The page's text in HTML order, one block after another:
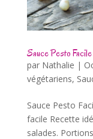
Sauce Pesto Facile
par Nathalie |
végétariens,
Sauce Pesto
facile Recette
salades.